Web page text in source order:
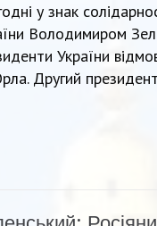
у знак
Володимиром
України
Другий